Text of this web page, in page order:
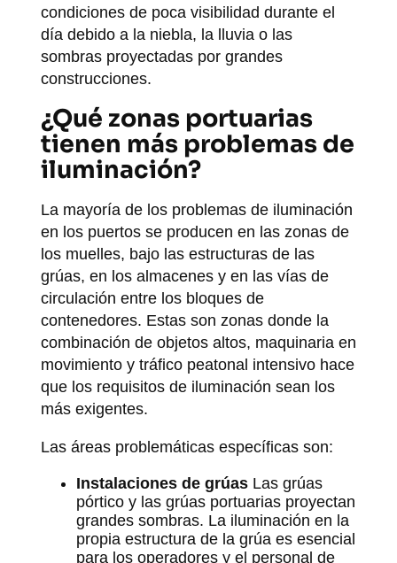
condiciones de poca visibilidad durante el
día debido a la niebla, la lluvia o las
sombras proyectadas por grandes
construcciones.
¿Qué zonas portuarias
tienen más problemas de
iluminación?
La mayoría de los problemas de iluminación
en los puertos se producen en las zonas de
los muelles, bajo las estructuras de las
grúas, en los almacenes y en las vías de
circulación entre los bloques de
contenedores. Estas son zonas donde la
combinación de objetos altos, maquinaria en
movimiento y tráfico peatonal intensivo hace
que los requisitos de iluminación sean los
más exigentes.
Las áreas problemáticas específicas son:
Instalaciones de grúasLas grúas
pórtico y las grúas portuarias proyectan
grandes sombras. La iluminación en la
propia estructura de la grúa es esencial
para los operadores y el personal de